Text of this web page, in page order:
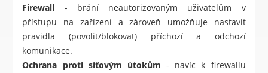
Firewall - brání neautorizovaným uživatelům v
přístupu na zařízení a zároveň umožňuje nastavit
pravidla (povolit/blokovat) příchozí a odchozí
komunikace.
Ochrana proti síťovým útokům - navíc k firewallu